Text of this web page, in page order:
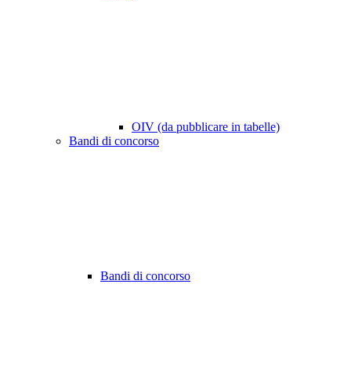
OIV (da pubblicare in tabelle)
Bandi di concorso
Bandi di concorso